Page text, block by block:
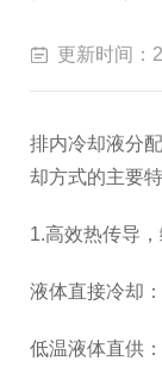
更新时间：
排内冷却液分
却方式的主要
1.高效热传导
液体直接冷却
低温液体直供